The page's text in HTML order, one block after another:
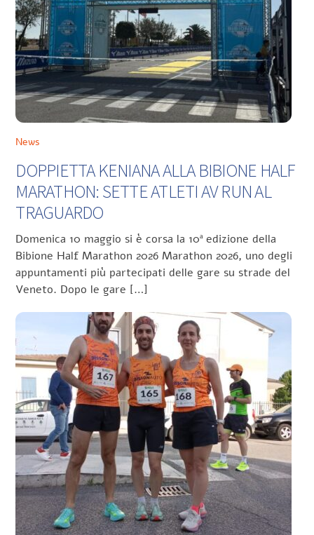
News
DOPPIETTA KENIANA ALLA BIBIONE HALF
MARATHON: SETTE ATLETI AV RUN AL
TRAGUARDO
Domenica 10 maggio si è corsa la 10ª edizione della
Bibione Half Marathon 2026 Marathon 2026, uno degli
appuntamenti più partecipati delle gare su strade del
Veneto. Dopo le gare […]